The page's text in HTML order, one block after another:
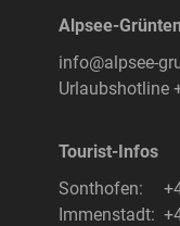
Alpsee-
info@alpsee-
Urlaubshotline
Tourist-Infos
Sonthofen:
Immenstadt: